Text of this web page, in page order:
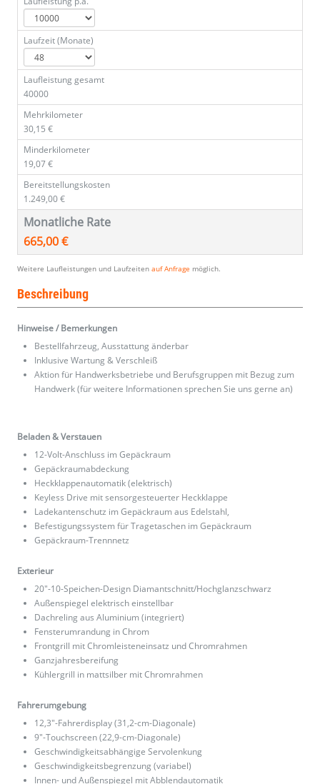
Laufzeit (Monate)
Laufleistung gesamt
40000
Mehrkilometer
30,15 €
Minderkilometer
19,07 €
Bereitstellungskosten
1.249,00 €
Monatliche Rate
665,00 €
Weitere Laufleistungen und Laufzeiten auf Anfrage möglich.
Beschreibung
Hinweise / Bemerkungen
Bestellfahrzeug, Ausstattung änderbar
Inklusive Wartung & Verschleiß
Aktion für Handwerksbetriebe und Berufsgruppen mit Bezug zum
Handwerk (für weitere Informationen sprechen Sie uns gerne an)
Beladen & Verstauen
12-Volt-Anschluss im Gepäckraum
Gepäckraumabdeckung
Heckklappenautomatik (elektrisch)
Keyless Drive mit sensorgesteuerter Heckklappe
Ladekantenschutz im Gepäckraum aus Edelstahl,
Befestigungssystem für Tragetaschen im Gepäckraum
Gepäckraum-Trennnetz
Exterieur
20"-10-Speichen-Design Diamantschnitt/Hochglanzschwarz
Außenspiegel elektrisch einstellbar
Dachreling aus Aluminium (integriert)
Fensterumrandung in Chrom
Frontgrill mit Chromleisteneinsatz und Chromrahmen
Ganzjahresbereifung
Kühlergrill in mattsilber mit Chromrahmen
Fahrerumgebung
12,3"-Fahrerdisplay (31,2-cm-Diagonale)
9"-Touchscreen (22,9-cm-Diagonale)
Geschwindigkeitsabhängige Servolenkung
Geschwindigkeitsbegrenzung (variabel)
Innen- und Außenspiegel mit Abblendautomatik